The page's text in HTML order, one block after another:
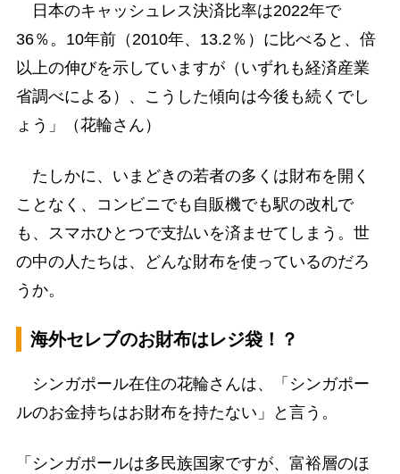
日本のキャッシュレス決済比率は2022年で
36％。10年前（2010年、13.2％）に比べると、倍
以上の伸びを示していますが（いずれも経済産業
省調べによる）、こうした傾向は今後も続くでし
ょう」（花輪さん）
たしかに、いまどきの若者の多くは財布を開く
ことなく、コンビニでも自販機でも駅の改札で
も、スマホひとつで支払いを済ませてしまう。世
の中の人たちは、どんな財布を使っているのだろ
うか。
海外セレブのお財布はレジ袋！？
シンガポール在住の花輪さんは、「シンガポー
ルのお金持ちはお財布を持たない」と言う。
「シンガポールは多民族国家ですが、富裕層のほ